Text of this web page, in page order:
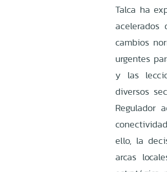
Talca ha
cambios
urgentes
y las
diversos
Regulador
ello, la
arcas